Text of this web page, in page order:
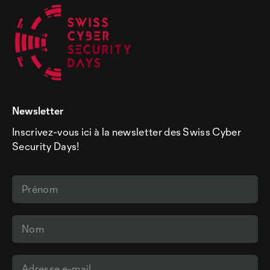
Newsletter
Inscrivez-vous ici à la newsletter des Swiss Cyber
Security Days!